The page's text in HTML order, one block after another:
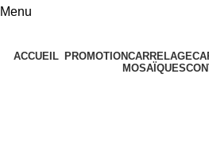
Menu
ACCUEIL PROMOTIONCARRELAGE
MOSAÏQUES